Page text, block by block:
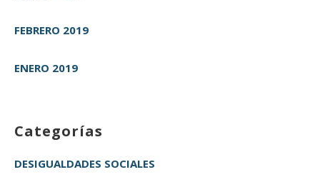
FEBRERO 2019
ENERO 2019
Categorías
DESIGUALDADES SOCIALES